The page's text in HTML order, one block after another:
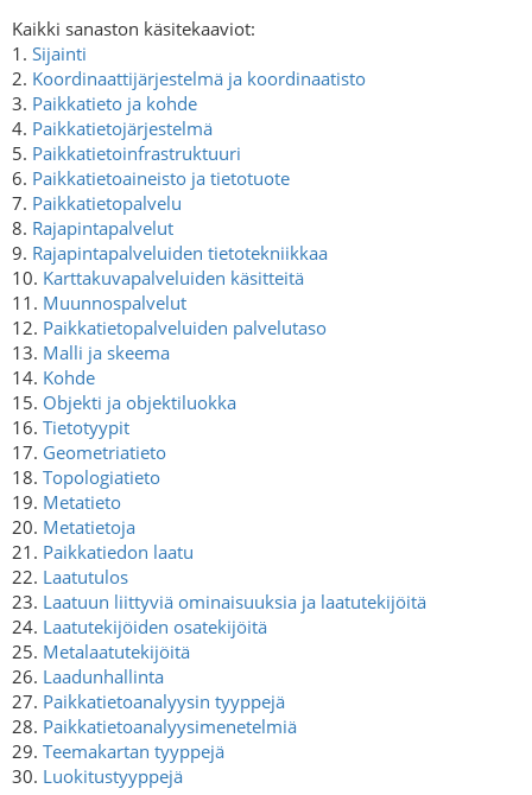
Kaikki sanaston käsitekaaviot:
1. Sijainti
2. Koordinaattijärjestelmä ja koordinaatisto
3. Paikkatieto ja kohde
4. Paikkatietojärjestelmä
5. Paikkatietoinfrastruktuuri
6. Paikkatietoaineisto ja tietotuote
7. Paikkatietopalvelu
8. Rajapintapalvelut
9. Rajapintapalveluiden tietotekniikkaa
10. Karttakuvapalveluiden käsitteitä
11. Muunnospalvelut
12. Paikkatietopalveluiden palvelutaso
13. Malli ja skeema
14. Kohde
15. Objekti ja objektiluokka
16. Tietotyypit
17. Geometriatieto
18. Topologiatieto
19. Metatieto
20. Metatietoja
21. Paikkatiedon laatu
22. Laatutulos
23. Laatuun liittyviä ominaisuuksia ja laatutekijöitä
24. Laatutekijöiden osatekijöitä
25. Metalaatutekijöitä
26. Laadunhallinta
27. Paikkatietoanalyysin tyyppejä
28. Paikkatietoanalyysimenetelmiä
29. Teemakartan tyyppejä
30. Luokitustyyppejä